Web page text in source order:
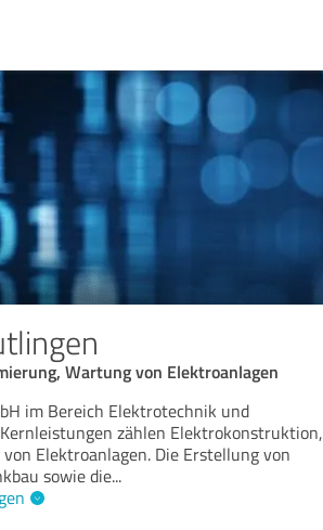
Wartung von Elektroanlagen
im Bereich Elektrotechnik und
zählen Elektrokonstruktion,
Elektroanlagen. Die Erstellung von
sowie die...